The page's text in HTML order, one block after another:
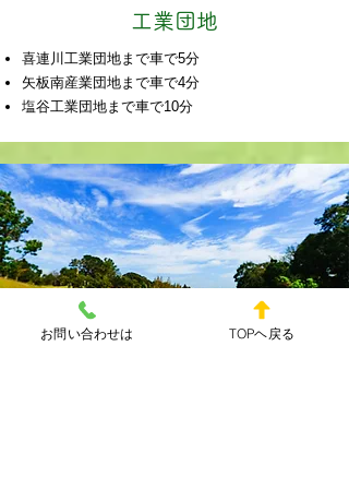
工業団地
喜連川工業団地まで車で5分
矢板南産業団地まで車で4分
塩谷工業団地まで車で10分
お問い合わせは TOPヘ戻る